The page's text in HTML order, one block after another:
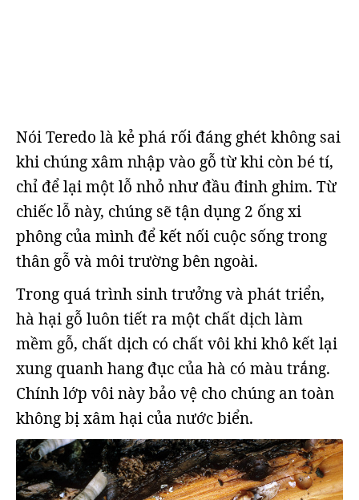
Nói Teredo là kẻ phá rối đáng ghét không sai
khi chúng xâm nhập vào gỗ từ khi còn bé tí,
chỉ để lại một lỗ nhỏ như đầu đinh ghim. Từ
chiếc lỗ này, chúng sẽ tận dụng 2 ống xi
phông của mình để kết nối cuộc sống trong
thân gỗ và môi trường bên ngoài.
Trong quá trình sinh trưởng và phát triển,
hà hại gỗ luôn tiết ra một chất dịch làm
mềm gỗ, chất dịch có chất vôi khi khô kết lại
xung quanh hang đục của hà có màu trắng.
Chính lớp vôi này bảo vệ cho chúng an toàn
không bị xâm hại của nước biển.